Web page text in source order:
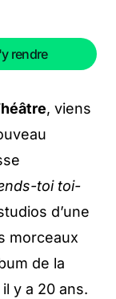
rendre
, viens
toi toi-
d’une
morceaux
de la
y a 20 ans.